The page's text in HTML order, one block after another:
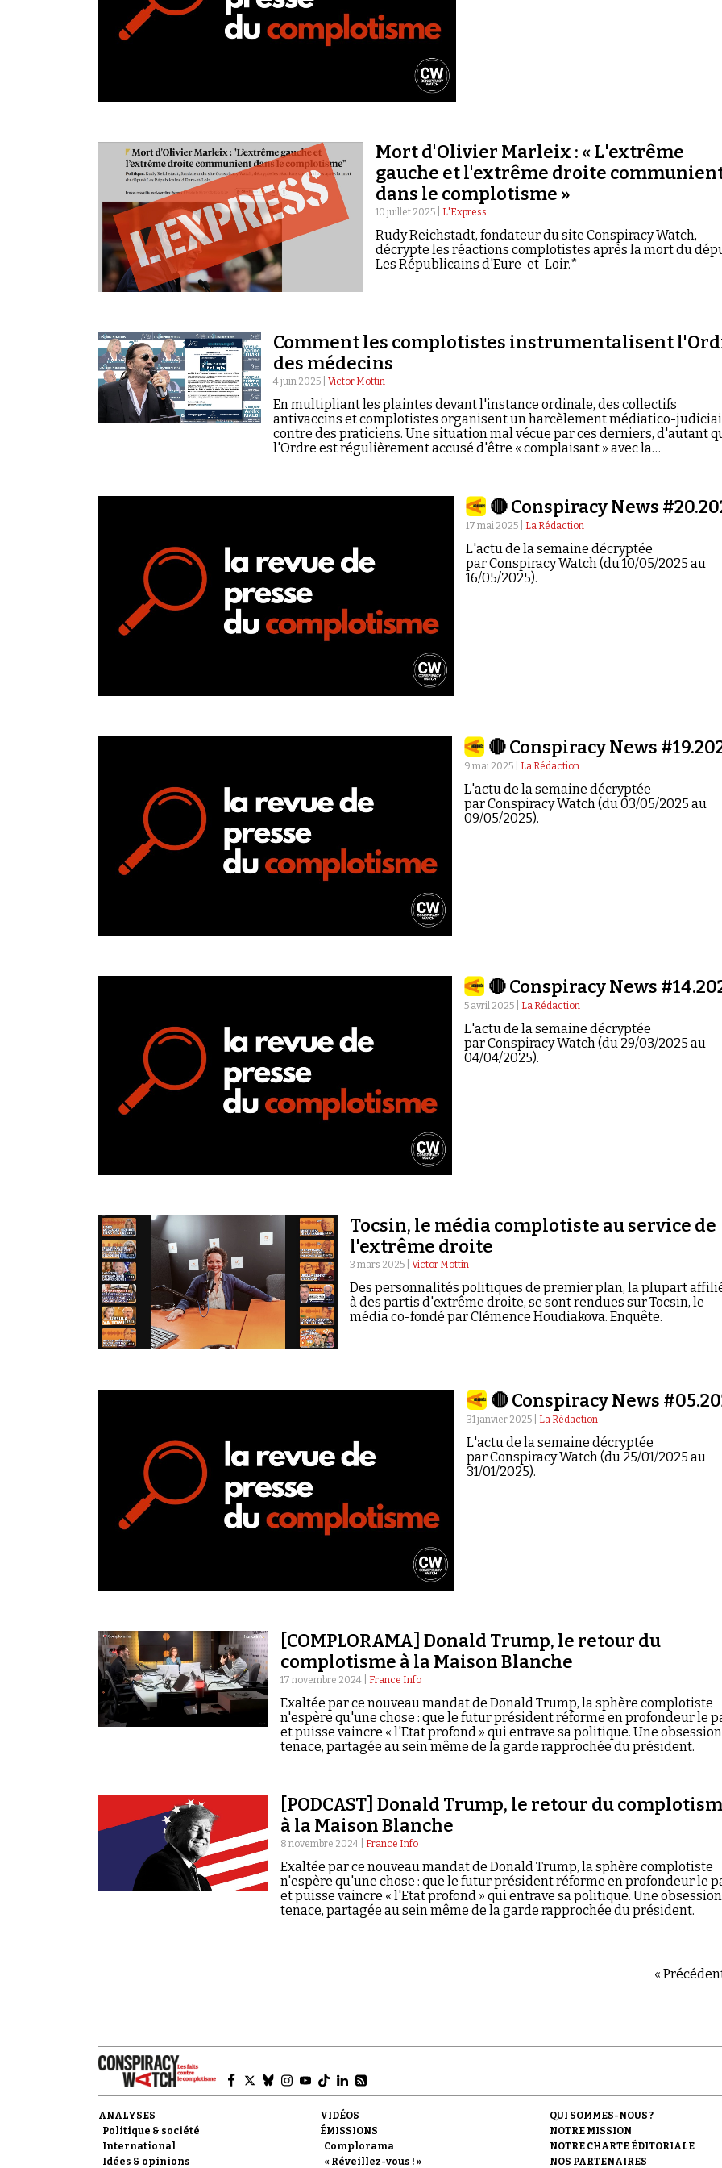
Mort d'Olivier Marleix : « L'extrême
gauche et l'extrême droite
dans le complotisme »
10 juillet 2025 | L'Express
Rudy Reichstadt, fondateur du site Conspiracy Watch,
décrypte les réactions complotistes après la mort du
Les Républicains d'Eure-et-Loir.*
Comment les complotistes instrumentalisent
des médecins
4 juin 2025 |Victor Mottin
En multipliant les plaintes devant l'instance ordinale, des collectifs
antivaccins et complotistes organisent un harcèlement médiatico-
contre des praticiens. Une situation mal vécue par ces derniers, d'autant
l'Ordre est régulièrement accusé d'être « complaisant » avec la
🔴 Conspiracy News
17 mai 2025 | La Rédaction
L'actu de la semaine décryptée
par Conspiracy Watch (du 10/05/2025 au
16/05/2025).
🔴 Conspiracy News
9 mai 2025 | La Rédaction
L'actu de la semaine décryptée
par Conspiracy Watch (du 03/05/2025 au
09/05/2025).
🔴 Conspiracy News
5 avril 2025 | La Rédaction
L'actu de la semaine décryptée
par Conspiracy Watch (du 29/03/2025 au
04/04/2025).
Tocsin, le média complotiste au service de
l'extrême droite
3 mars 2025 | Victor Mottin
Des personnalités politiques de premier plan, la plupart
à des partis d'extrême droite, se sont rendues sur Tocsin, le
média co-fondé par Clémence Houdiakova. Enquête.
🔴 Conspiracy News
31 janvier 2025 | La Rédaction
L'actu de la semaine décryptée
par Conspiracy Watch (du 25/01/2025 au
31/01/2025).
[COMPLORAMA] Donald Trump, le retour du
complotisme à la Maison Blanche
17 novembre 2024 | France Info
Exaltée par ce nouveau mandat de Donald Trump, la sphère complotiste
n'espère qu'une chose : que le futur président réforme en profondeur le
et puisse vaincre « l'Etat profond » qui entrave sa politique. Une obsession
tenace, partagée au sein même de la garde rapprochée du président.
[PODCAST] Donald Trump, le retour du
à la Maison Blanche
8 novembre 2024 | France Info
Exaltée par ce nouveau mandat de Donald Trump, la sphère complotiste
n'espère qu'une chose : que le futur président réforme en profondeur le
et puisse vaincre « l'Etat profond » qui entrave sa politique. Une obsession
tenace, partagée au sein même de la garde rapprochée du président.
«
ANALYSES
Politique & société
International
Idées & opinions
VIDÉOS
ÉMISSIONS
Complorama
« Réveillez-vous ! »
QUI SOMMES-NOUS ?
NOTRE MISSION
NOTRE CHARTE ÉDITORIALE
NOS PARTENAIRES